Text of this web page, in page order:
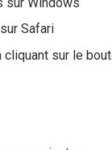
Safari
cliquant sur le